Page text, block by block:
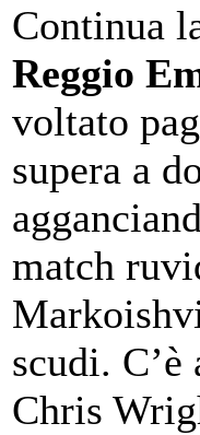
Continua
Reggio
voltato
supera a
match
scudi.
Chris